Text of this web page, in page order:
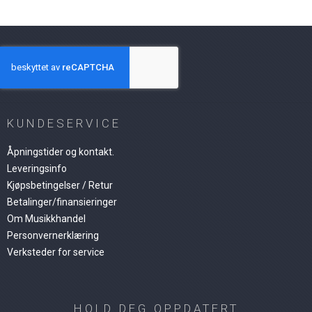
KUNDESERVICE
Åpningstider og kontakt.
Leveringsinfo
Kjøpsbetingelser / Retur
Betalinger/finansieringer
Om Musikkhandel
Personvernerklæring
Verksteder for service
HOLD DEG OPPDATERT